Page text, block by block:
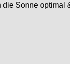
Sonne optimal